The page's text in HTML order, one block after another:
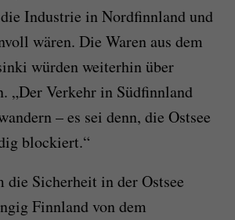
Industrie in Nordfinnland und
wären. Die Waren aus dem
würden weiterhin über
„Der Verkehr in Südfinnland
– es sei denn, die Ostsee
blockiert.“
die Sicherheit in der Ostsee
Finnland von dem